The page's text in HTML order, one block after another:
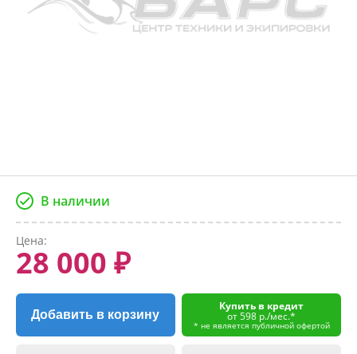
В наличии
Цена:
28 000 ₽
Добавить в корзину
Купить в кредит
от 598 р./мес.*
* не является публичной офертой